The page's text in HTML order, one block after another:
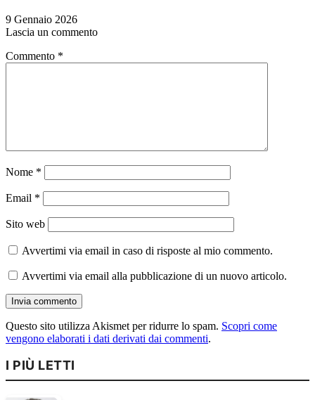
9 Gennaio 2026
Lascia un commento
Commento *
Nome *
Email *
Sito web
Avvertimi via email in caso di risposte al mio commento.
Avvertimi via email alla pubblicazione di un nuovo articolo.
Questo sito utilizza Akismet per ridurre lo spam. Scopri come
vengono elaborati i dati derivati dai commenti.
I PIÙ LETTI